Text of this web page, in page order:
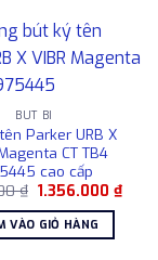
BÚT BI
Parker URB X
CT TB4
cao cấp
₫ Giá
là:
1.546.000 ₫.
1.356.000₫Giá
hiện
VÀO GIỎ HÀNG